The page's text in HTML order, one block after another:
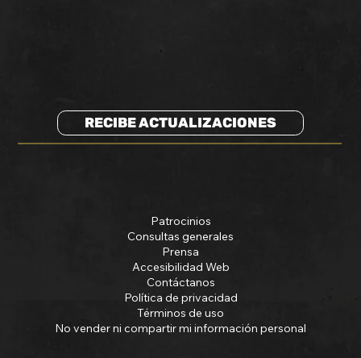
RECIBE ACTUALIZACIONES
Patrocinios
Consultas generales
Prensa
Accesibilidad Web
Contáctanos
Política de privacidad
Términos de uso
No vender ni compartir mi información personal